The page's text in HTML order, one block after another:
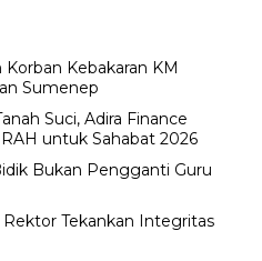
Korban Kebakaran KM
Sumenep
Suci, Adira Finance
untuk Sahabat 2026
Bukan Pengganti Guru
Tekankan Integritas